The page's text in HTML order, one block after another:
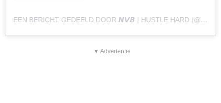
EEN BERICHT GEDEELD DOOR 𝙉𝙑𝘽 | HUSTLE HARD (@NAOMYVANBEEM)
▼ Advertentie